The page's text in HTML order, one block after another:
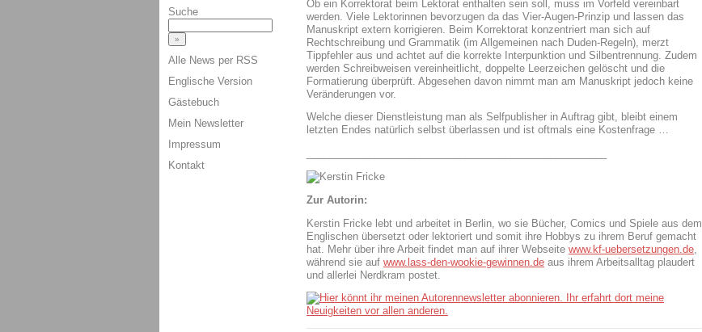
Ob ein Korrektorat beim Lektorat enthalten sein soll, muss im Vorfeld vereinbart
werden. Viele Lektorinnen bevorzugen da das Vier-Augen-Prinzip und lassen das
Manuskript extern korrigieren. Beim Korrektorat konzentriert man sich auf
Rechtschreibung und Grammatik (im Allgemeinen nach Duden-Regeln), merzt
Tippfehler aus und achtet auf die korrekte Interpunktion und Silbentrennung. Zudem
werden Schreibweisen vereinheitlicht, doppelte Leerzeichen gelöscht und die
Formatierung überprüft. Abgesehen davon nimmt man am Manuskript jedoch keine
Veränderungen vor.
Welche dieser Dienstleistung man als Selfpublisher in Auftrag gibt, bleibt einem
letzten Endes natürlich selbst überlassen und ist oftmals eine Kostenfrage …
Zur Autorin:
Kerstin Fricke lebt und arbeitet in Berlin, wo sie Bücher, Comics und Spiele aus dem
Englischen übersetzt oder lektoriert und somit ihre Hobbys zu ihrem Beruf gemacht
hat. Mehr über ihre Arbeit findet man auf ihrer Webseite www.kf-uebersetzungen.de
während sie auf www.lass-den-wookie-gewinnen.de aus ihrem Arbeitsalltag plaudert
und allerlei Nerdkram postet.
Suche
Alle News per RSS
Englische Version
Gästebuch
Mein Newsletter
Impressum
Kontakt